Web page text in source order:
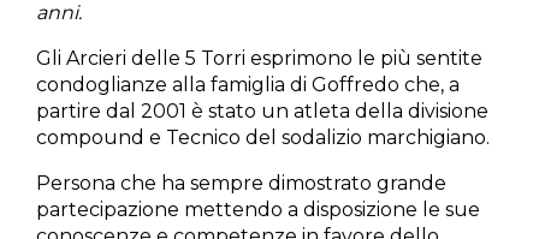
anni.
Gli Arcieri delle 5 Torri esprimono le più sentite
condoglianze alla famiglia di Goffredo che, a
partire dal 2001 è stato un atleta della divisione
compound e Tecnico del sodalizio marchigiano.
Persona che ha sempre dimostrato grande
partecipazione mettendo a disposizione le sue